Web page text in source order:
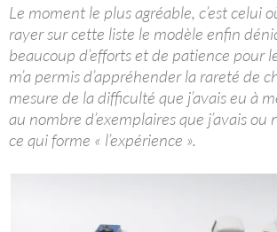
Le moment le plus agréable, c’est celui
rayer sur cette liste le modèle enfin
beaucoup d’efforts et de patience pour
m’a permis d’appréhender la rareté de
mesure de la difficulté que j’avais eu à
au nombre d’exemplaires que j’avais ou
ce qui forme « l’expérience ».